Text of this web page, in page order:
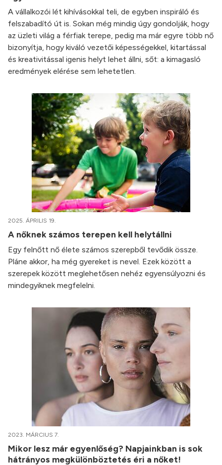
A vállalkozói lét kihívásokkal teli, de egyben inspiráló és
felszabadító út is. Sokan még mindig úgy gondolják, hogy
az üzleti világ a férfiak terepe, pedig ma már egyre több nő
bizonyítja, hogy kiváló vezetői képességekkel, kitartással
és kreativitással igenis helyt lehet állni, sőt: a kimagasló
eredmények elérése sem lehetetlen.
2025. ÁPRILIS 19.
A nőknek számos terepen kell helytállni
Egy felnőtt nő élete számos szerepből tevődik össze.
Pláne akkor, ha még gyereket is nevel. Ezek között a
szerepek között meglehetősen nehéz egyensúlyozni és
mindegyiknek megfelelni.
2023. MÁRCIUS 7.
Mikor lesz már egyenlőség? Napjainkban is sok
hátrányos megkülönböztetés éri a nőket!